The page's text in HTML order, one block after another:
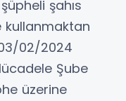
şahıs
kullanmaktan
03/02/2024
Şube
üzerine